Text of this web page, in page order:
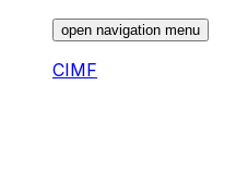
open navigation menu
CIMF